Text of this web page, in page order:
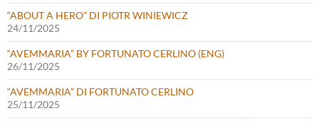
“ABOUT A HERO” DI PIOTR WINIEWICZ
24/11/2025
“AVEMMARIA” BY FORTUNATO CERLINO (ENG)
26/11/2025
“AVEMMARIA” DI FORTUNATO CERLINO
25/11/2025